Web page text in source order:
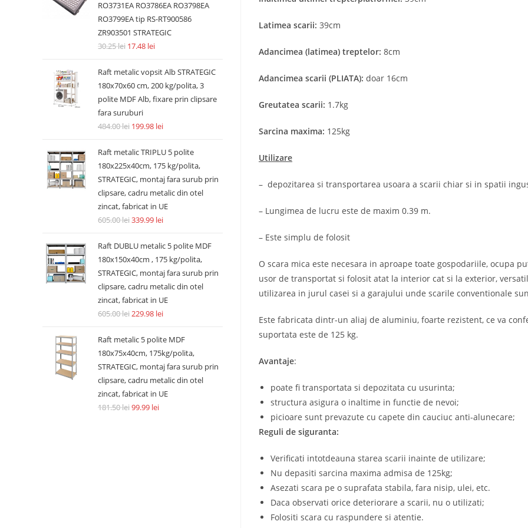
Latimea scarii: 39cm
Adancimea (latimea) treptelor: 8cm
Adancimea scarii (PLIATA): doar 16cm
Greutatea scarii: 1.7kg
Sarcina maxima: 125kg
Utilizare
– depozitarea si transportarea usoara a scarii chiar si in spatii
– Lungimea de lucru este de maxim 0.39 m.
– Este simplu de folosit
O scara mica este necesara in aproape toate gospodariile, ocupa
usor de transportat si folosit atat la interior cat si la exterior,
utilizarea in jurul casei si a garajului unde scarile conventionale
Este fabricata dintr-un aliaj de aluminiu, foarte rezistent, ce va
suportata este de 125 kg.
Avantaje:
poate fi transportata si depozitata cu usurinta;
structura asigura o inaltime in functie de nevoi;
picioare sunt prevazute cu capete din cauciuc anti-alunecare;
Reguli de siguranta:
Verificati intotdeauna starea scarii inainte de utilizare;
Nu depasiti sarcina maxima admisa de 125kg;
Asezati scara pe o suprafata stabila, fara nisip, ulei, etc.
Daca observati orice deteriorare a scarii, nu o utilizati;
Folositi scara cu raspundere si atentie.
RO3731EA RO3786EA RO3798EA
RO3799EA tip RS-RT900586
ZR903501 STRATEGIC
30.25lei 17.48 lei
Raft metalic vopsit Alb STRATEGIC
180x70x60 cm, 200 kg/polita, 3
polite MDF Alb, fixare prin clipsare
fara suruburi
484.00lei 199.98 lei
Raft metalic TRIPLU 5 polite
180x225x40cm, 175 kg/polita,
STRATEGIC, montaj fara surub prin
clipsare, cadru metalic din otel
zincat, fabricat in UE
605.00lei339.99 lei
Raft DUBLU metalic 5 polite MDF
180x150x40cm , 175 kg/polita,
STRATEGIC, montaj fara surub prin
clipsare, cadru metalic din otel
zincat, fabricat in UE
605.00lei229.98 lei
Raft metalic 5 polite MDF
180x75x40cm, 175kg/polita,
STRATEGIC, montaj fara surub prin
clipsare, cadru metalic din otel
zincat, fabricat in UE
181.50lei99.99 lei